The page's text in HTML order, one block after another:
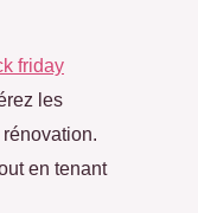
friday
les
en tenant